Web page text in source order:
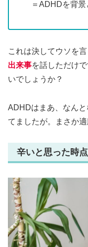
＝ADHDを背景
これは決してウソを
出来事を話しただけ
いでしょうか？
ADHDはまあ、なん
てましたが。まさか
辛いと思った時